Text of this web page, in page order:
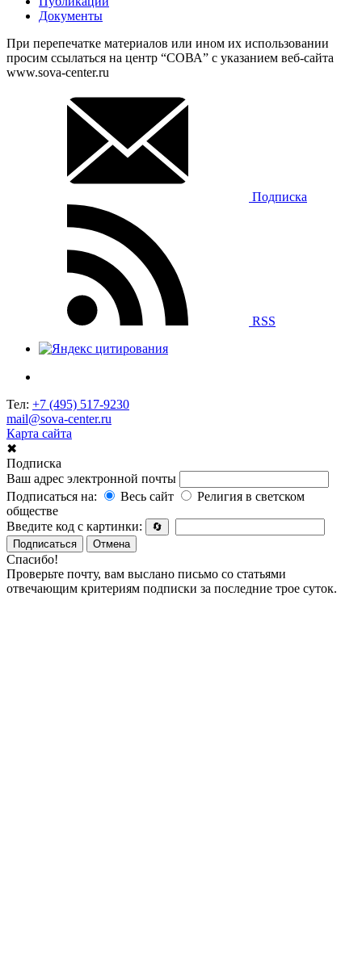
Документы
При перепечатке материалов или ином их использовании
просим ссылаться на центр “СОВА” с указанием веб-сайта
www.sova-center.ru
Подписка
RSS
Тел: +7 (495) 517-9230
mail@sova-center.ru
Карта сайта
✖
Подписка
Ваш адрес электронной почты
Подписаться на:
Весь сайт
Религия в светском
обществе
Введите код с картинки:
🔄
Подписаться
Отмена
Спасибо!
Проверьте почту, вам выслано письмо со статьями
отвечающим критериям подписки за последние трое суток.